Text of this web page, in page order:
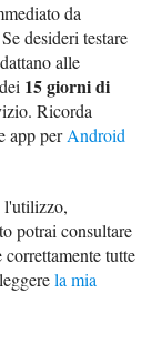
da
desideri testare
alle
15 giorni di
Ricorda
app perAndroid
l'utilizzo,
potrai consultare
tutte
la mia